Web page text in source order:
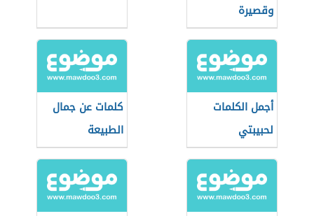
وقصيرة
أجمل الكلمات
لحبيبتي
كلمات عن جمال
الطبيعة